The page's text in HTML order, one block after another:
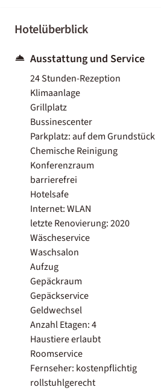
Hotelüberblick
Ausstattung und Service
24 Stunden-Rezeption
Klimaanlage
Grillplatz
Bussinescenter
Parkplatz: auf dem Grundstück
Chemische Reinigung
Konferenzraum
barrierefrei
Hotelsafe
Internet: WLAN
letzte Renovierung: 2020
Wäscheservice
Waschsalon
Aufzug
Gepäckraum
Gepäckservice
Geldwechsel
Anzahl Etagen: 4
Haustiere erlaubt
Roomservice
Fernseher: kostenpflichtig
rollstuhlgerecht